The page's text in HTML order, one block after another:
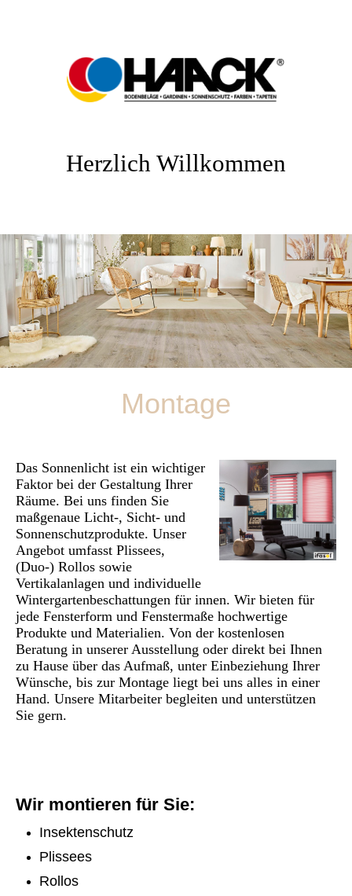
Herzlich Willkommen
Montage
Das Sonnenlicht ist ein wichtiger
Faktor bei der Gestaltung Ihrer
Räume. Bei uns finden Sie
maßgenaue Licht-, Sicht- und
Sonnenschutzprodukte. Unser
Angebot umfasst Plissees,
(Duo-) Rollos sowie
Vertikalanlagen und individuelle
Wintergartenbeschattungen für innen. Wir bieten für
jede Fensterform und Fenstermaße hochwertige
Produkte und Materialien. Von der kostenlosen
Beratung in unserer Ausstellung oder direkt bei Ihnen
zu Hause über das Aufmaß, unter Einbeziehung Ihrer
Wünsche, bis zur Montage liegt bei uns alles in einer
Hand. Unsere Mitarbeiter begleiten und unterstützen
Sie gern.
Wir montieren für Sie:
Insektenschutz
Plissees
Rollos